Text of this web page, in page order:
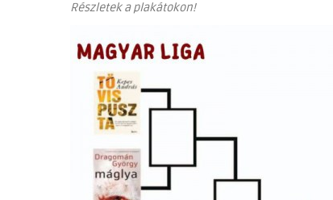
Részletek a plakátokon!